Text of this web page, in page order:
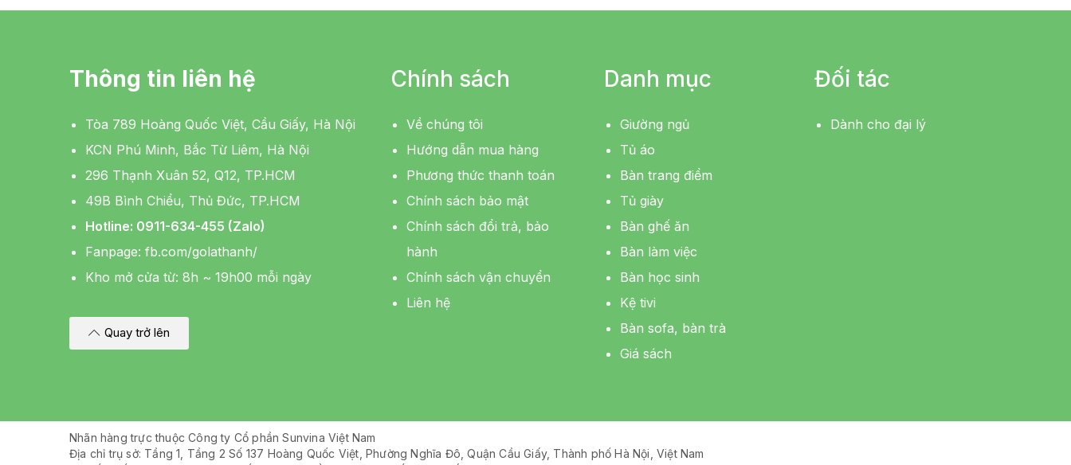
Thông tin liên hệ
Tòa 789 Hoàng Quốc Việt, Cầu Giấy, Hà Nội
KCN Phú Minh, Bắc Từ Liêm, Hà Nội
296 Thạnh Xuân 52, Q12, TP.HCM
49B Bình Chiểu, Thủ Đức, TP.HCM
Hotline: 0911-634-455 (Zalo)
Fanpage: fb.com/golathanh/
Kho mở cửa từ: 8h ~ 19h00 mỗi ngày
Quay trở lên
Chính sách
Về chúng tôi
Hướng dẫn mua hàng
Phương thức thanh toán
Chính sách bảo mật
Chính sách đổi trả, bảo
hành
Chính sách vận chuyển
Liên hệ
Danh mục
Giường ngủ
Tủ áo
Bàn trang điểm
Tủ giày
Bàn ghế ăn
Bàn làm việc
Bàn học sinh
Kệ tivi
Bàn sofa, bàn trà
Giá sách
Đối tác
Dành cho đại lý
Nhãn hàng trực thuộc Công ty Cổ phần Sunvina Việt Nam
Địa chỉ trụ sở: Tầng 1, Tầng 2 Số 137 Hoàng Quốc Việt, Phường Nghĩa Đô, Quận Cầu Giấy, Thành phố Hà Nội, Việt Nam